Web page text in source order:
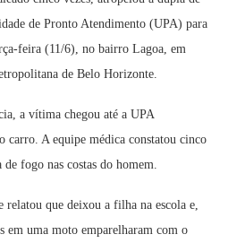
de Pronto Atendimento (UPA) para
feira (11/6), no bairro Lagoa, em
de Belo Horizonte.
a vítima chegou até a UPA
A equipe médica constatou cinco
fogo nas costas do homem.
que deixou a filha na escola e,
em uma moto emparelharam com o